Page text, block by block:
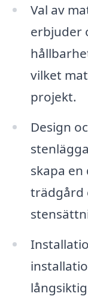
Val av
erbjuder
vilket
projekt.
Design
skapa en
trädgård